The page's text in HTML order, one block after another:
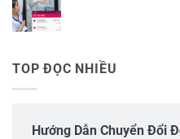
TOP ĐỌC NHIỀU
Hướng Dẫn Chuyển Đổi